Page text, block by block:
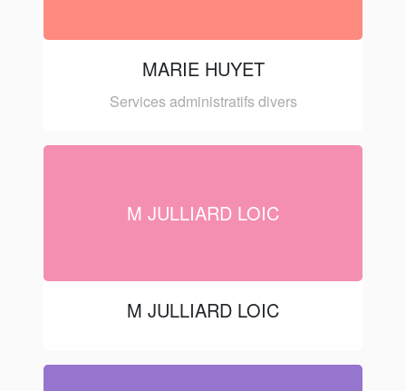
MARIE HUYET
Services administratifs divers
M JULLIARD LOIC
M JULLIARD LOIC